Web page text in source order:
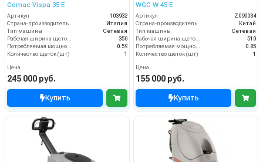
Comac Vispa 35 Е
Артикул
103932
Страна-производитель
Италия
Тип машины
Сетевая
350
0.59
Количество щеток (шт)
1
Цена
245 000 руб.
Купить
WGC W 45 E
Артикул
Z090034
Страна-производитель
Китай
Тип машины
Сетевая
510
0.85
Количество щеток (шт)
1
Цена
155 000 руб.
Купить